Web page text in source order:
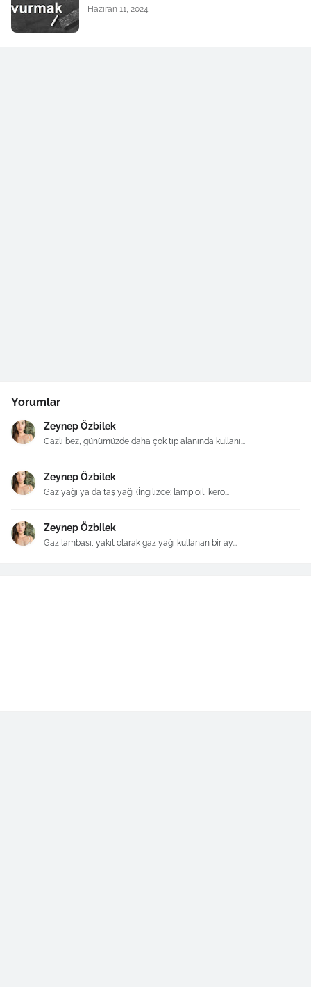
Haziran 11, 2024
Yorumlar
Zeynep Özbilek
Gazlı bez, günümüzde daha çok tıp alanında kullanı...
Zeynep Özbilek
Gaz yağı ya da taş yağı (İngilizce: lamp oil, kero...
Zeynep Özbilek
Gaz lambası, yakıt olarak gaz yağı kullanan bir ay...